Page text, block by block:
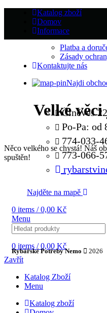
Katalog zboží
Domov
Informace
Platba a
Zásady
Kontaktujte nás
Najdi
Činěves
Po-Pa: od
774-033-
773-066-
Najděte na mapě
0 items / 0,00 Kč
Menu
0 items / 0,00 Kč
Velké
Něco velkého se chystá! Náš
spuštěn!
Rybářské Potřeby Nemo 2026
Zavřít
Katalog Zboží
Menu
Katalog zboží